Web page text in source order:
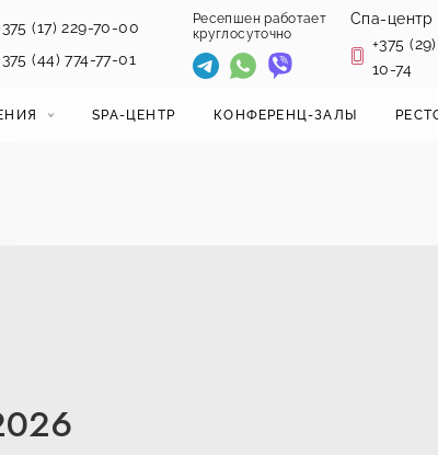
(17) 229-70-00
(44) 774-77-01
Ресепшен работает
круглосуточно
Спа-центр
+375
10-74
SPA-ЦЕНТР КОНФЕРЕНЦ-ЗАЛЫ